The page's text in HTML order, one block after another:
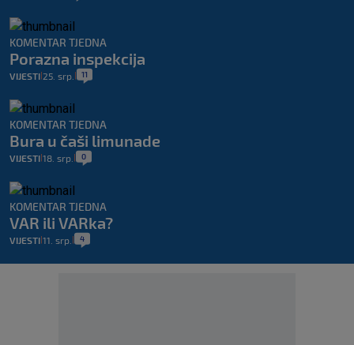
KOMENTAR TJEDNA
Porazna inspekcija
VIJESTI 25. srp. 11
KOMENTAR TJEDNA
Bura u čaši limunade
VIJESTI 18. srp. 0
KOMENTAR TJEDNA
VAR ili VARka?
VIJESTI 11. srp. 4